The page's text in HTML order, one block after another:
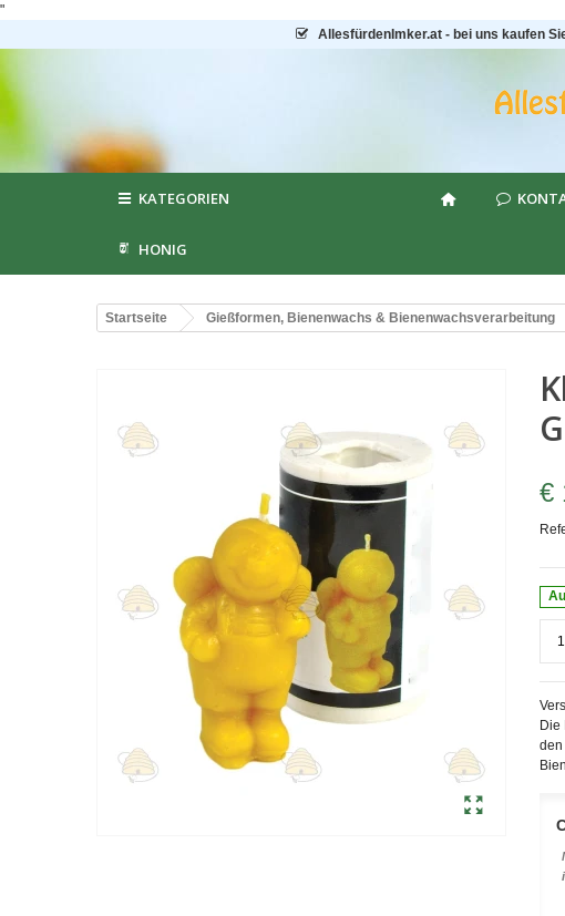
"
AllesfürdenImker.at - bei uns kaufen
KATEGORIEN
HONIG
Startseite Gießformen, Bienenwachs & Bienenwachsverarbeitung
€
Die
den